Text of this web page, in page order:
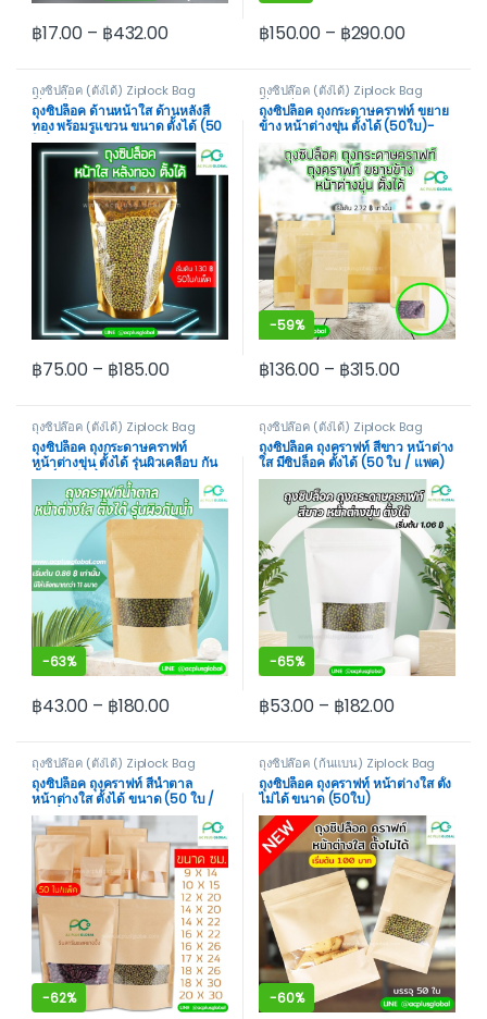
฿17.00 – ฿432.00
This product has multiple variants. The options may be
฿150.00 – ฿290.00
This product has multiple
ถุงซิปล๊อค (ตั้งได้) Ziplock Bag
Stand
ถุงซิปล็อค ด้านหน้าใส ด้านหลังสี
ทอง พร้อมรูแขวน ขนาด ตั้งได้ (50
ใบ)
฿75.00 – ฿185.00
This product has multiple variants. The options may be
ถุงซิปล๊อค (ตั้งได้) Ziplock Bag
Stand
ถุงซิปล็อค ถุงกระดาษคราฟท์ ขยาย
ข้าง หน้าต่างขุ่น ตั้งได้ (50ใบ)-
acplusglobal
-59%
฿136.00 – ฿315.00
This product has multiple
ถุงซิปล๊อค (ตั้งได้) Ziplock Bag
Stand
ถุงซิปล็อค ถุงกระดาษคราฟท์
หน้าต่างขุ่น ตั้งได้ รุ่นผิวเคลือบ กัน
น้ำ (50 ใบ )
-63%
฿43.00 – ฿180.00
This product has multiple variants. The options may be
ถุงซิปล๊อค (ตั้งได้) Ziplock Bag
Stand
ถุงซิปล็อค ถุงคราฟท์ สีขาว หน้าต่าง
ใส มีซิปล็อค ตั้งได้ (50 ใบ / แพค)
-65%
฿53.00 – ฿182.00
This product has multiple
ถุงซิปล๊อค (ตั้งได้) Ziplock Bag
Stand
ถุงซิปล็อค ถุงคราฟท์ สีน้ำตาล
หน้าต่างใส ตั้งได้ ขนาด (50 ใบ /
แพค)
-62%
ถุงซิปล๊อค (ก้นแบน) Ziplock Bag
Not Stand
ถุงซิปล็อค ถุงคราฟท์ หน้าต่างใส ตั้ง
ไม่ได้ ขนาด (50ใบ)
-60%